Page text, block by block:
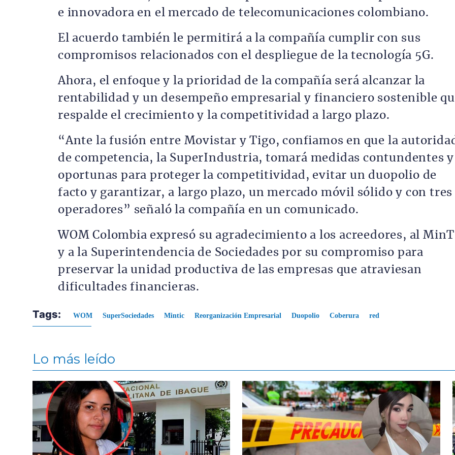
e innovadora en el mercado de telecomunicaciones colombiano.
El acuerdo también le permitirá a la compañía cumplir con sus
compromisos relacionados con el despliegue de la tecnología 5G.
Ahora, el enfoque y la prioridad de la compañía será alcanzar la
rentabilidad y un desempeño empresarial y financiero sostenible
respalde el crecimiento y la competitividad a largo plazo.
“Ante la fusión entre Movistar y Tigo, confiamos en que la
de competencia, la SuperIndustria, tomará medidas contundentes y
oportunas para proteger la competitividad, evitar un duopolio de
facto y garantizar, a largo plazo, un mercado móvil sólido y con tres
operadores” señaló la compañía en un comunicado.
WOM Colombia expresó su agradecimiento a los acreedores, al
y a la Superintendencia de Sociedades por su compromiso para
preservar la unidad productiva de las empresas que atraviesan
dificultades financieras.
Tags: WOM SuperSociedades Mintic Reorganización Empresarial Duopolio Coberura red
Lo más leído
Contenido multimedia principal Contenido multimedia principal